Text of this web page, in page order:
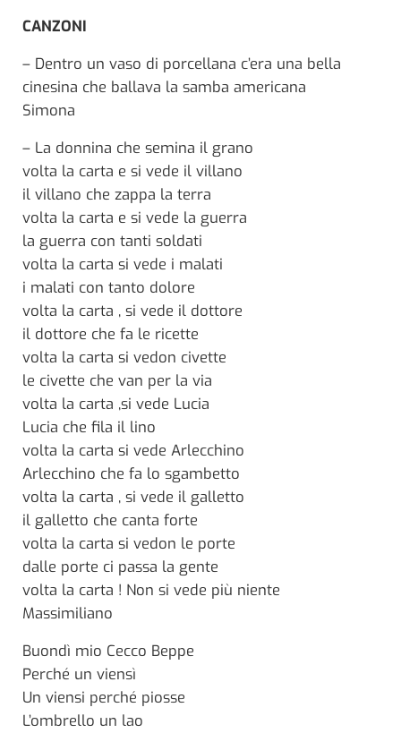
CANZONI
– Dentro un vaso di porcellana c’era una bella
cinesina che ballava la samba americana
Simona
– La donnina che semina il grano
volta la carta e si vede il villano
il villano che zappa la terra
volta la carta e si vede la guerra
la guerra con tanti soldati
volta la carta si vede i malati
i malati con tanto dolore
volta la carta , si vede il dottore
il dottore che fa le ricette
volta la carta si vedon civette
le civette che van per la via
volta la carta ,si vede Lucia
Lucia che fila il lino
volta la carta si vede Arlecchino
Arlecchino che fa lo sgambetto
volta la carta , si vede il galletto
il galletto che canta forte
volta la carta si vedon le porte
dalle porte ci passa la gente
volta la carta ! Non si vede più niente
Massimiliano
Buondì mio Cecco Beppe
Perché un viensì
Un viensi perché piosse
L’ombrello un lao